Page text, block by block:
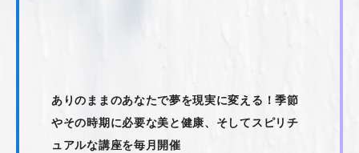
ありのままのあなたで夢を現実に変える！季節
やその時期に必要な美と健康、そしてスピリチ
ュアルな講座を毎月開催